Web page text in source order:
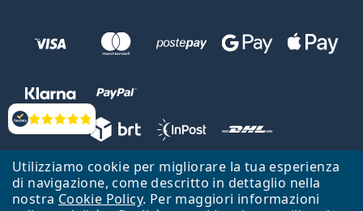
Utilizziamo cookie per migliorare la tua esperienza
di navigazione, come descritto in dettaglio nella
nostra Cookie Policy. Per maggiori informazioni
Valutazione
Lentiamo s.r.o., Vídeňská 12, 37833 Nová Bystřice, Repubblica Ceca.
Partita IVA: CZ26104784